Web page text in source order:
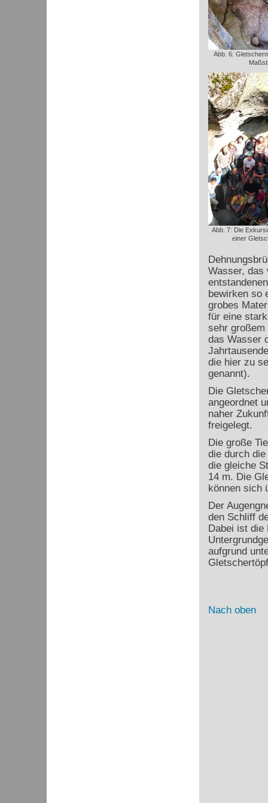
Abb. 6:
Abb. 7: Die
einer
Wasser, das
bewirken so
grobes
für eine
sehr
das Wasser
die hier zu
genannt).
Die
angeordnet
naher
freigelegt.
Die große
die durch
die gleiche
14 m. Die
können sich
Der
den Schliff
Dabei ist die
aufgrund
Nach oben